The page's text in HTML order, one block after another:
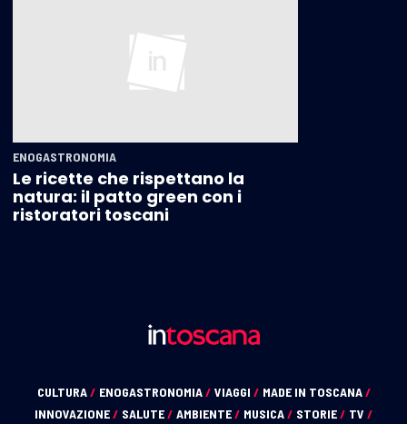
ENOGASTRONOMIA
Le ricette che rispettano la
natura: il patto green con i
ristoratori toscani
CULTURA/ ENOGASTRONOMIA/ VIAGGI / MADE IN TOSCANA/
INNOVAZIONE/ SALUTE/ AMBIENTE/ MUSICA/ STORIE/ TV /